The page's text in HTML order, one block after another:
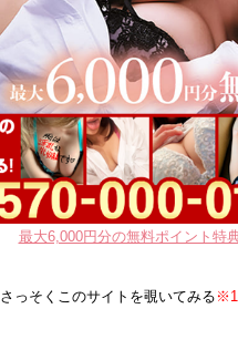
最大6,000円分の無料ポイント特
さっそくこのサイトを覗いてみる